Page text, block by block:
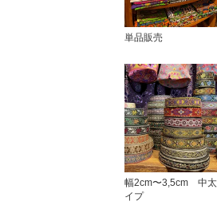
単品販売
幅2cm〜3,5cm 中太
イプ